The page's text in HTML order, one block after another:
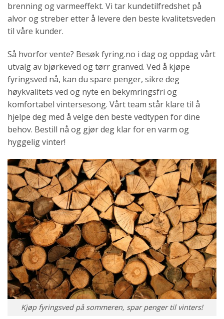
brenning og varmeeffekt. Vi tar kundetilfredshet på
alvor og streber etter å levere den beste kvalitetsveden
til våre kunder.
Så hvorfor vente? Besøk fyring.no i dag og oppdag vårt
utvalg av bjørkeved og tørr granved. Ved å kjøpe
fyringsved nå, kan du spare penger, sikre deg
høykvalitets ved og nyte en bekymringsfri og
komfortabel vintersesong. Vårt team står klare til å
hjelpe deg med å velge den beste vedtypen for dine
behov. Bestill nå og gjør deg klar for en varm og
hyggelig vinter!
Kjøp fyringsved på sommeren, spar penger til vinters!